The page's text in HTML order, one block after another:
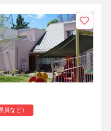
など）